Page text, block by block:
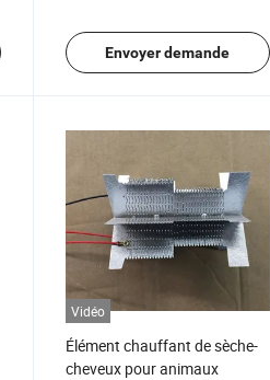
Envoyer demande
Vidéo
Élément chauffant de sèche-
cheveux pour animaux